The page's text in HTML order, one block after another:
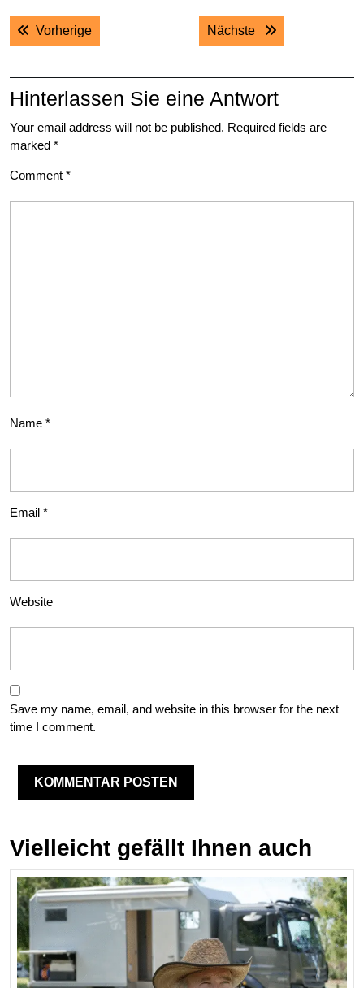
Post
navigation
VorherigePrevious post: Nächste Next post:
Hinterlassen Sie eine Antwort
Your email address will not be published. Required fields are
marked *
Comment *
Name *
Email *
Website
Save my name, email, and website in this browser for the next
time I comment.
Vielleicht gefällt Ihnen auch